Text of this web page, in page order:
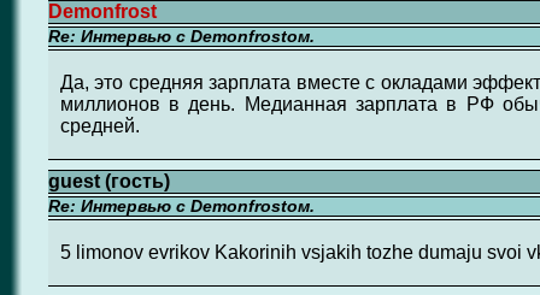
Demonfrost
Re: Интервью с Demonfrostом.
Да, это средняя зарплата вместе с окладами
миллионов в день. Медианная зарплата в РФ
средней.
guest (гость)
Re: Интервью с Demonfrostом.
5 limonov evrikov Kakorinih vsjakih tozhe dumaju svoi